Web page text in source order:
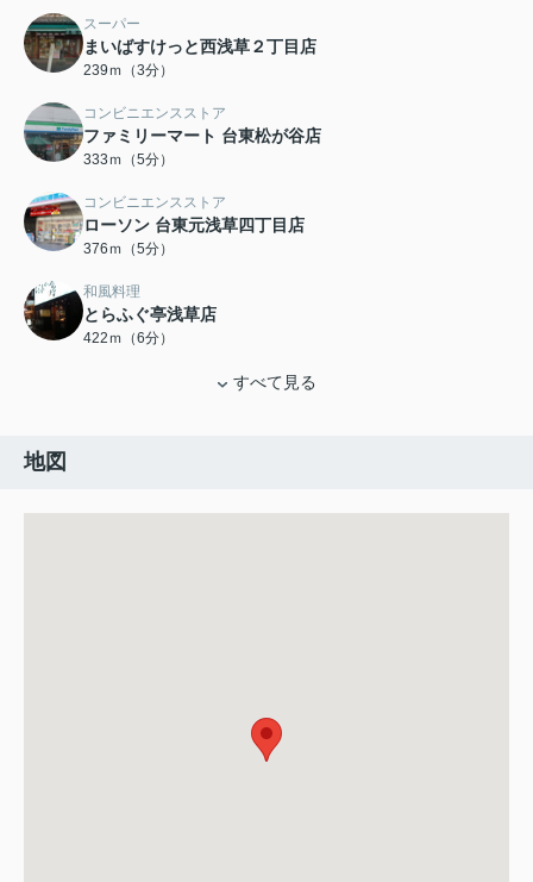
スーパー
まいばすけっと西浅草２丁目店
239ｍ（3分）
コンビニエンスストア
ファミリーマート 台東松が谷店
333ｍ（5分）
コンビニエンスストア
ローソン 台東元浅草四丁目店
376ｍ（5分）
和風料理
とらふぐ亭浅草店
422ｍ（6分）
すべて見る
地図